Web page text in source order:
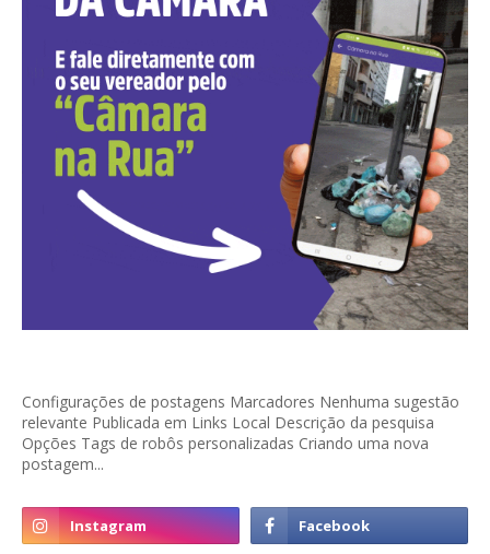
Configurações de postagens Marcadores Nenhuma sugestão
relevante Publicada em Links Local Descrição da pesquisa
Opções Tags de robôs personalizadas Criando uma nova
postagem...